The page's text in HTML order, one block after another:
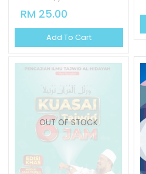
RM 25.00
Add To Cart
OUT OF STOCK